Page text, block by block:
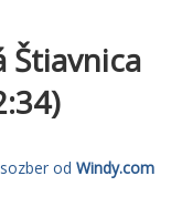
Štiavnica
od Windy.com